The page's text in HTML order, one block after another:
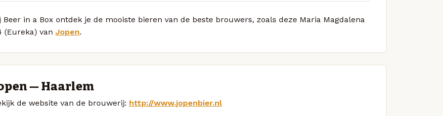
Beer in a Box ontdek je de mooiste bieren van de beste brouwers, zoals deze Maria Magdalena
(Eureka) van Jopen.
— Haarlem
de website van de brouwerij: http://www.jopenbier.nl